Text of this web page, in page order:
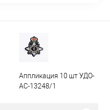
Аппликация 10 шт УДО-
АС-13248/1